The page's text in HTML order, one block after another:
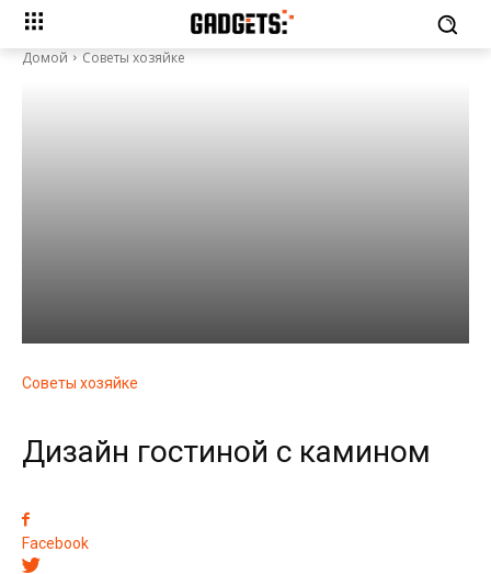
Домой Советы хозяйке
Советы хозяйке
Дизайн гостиной с камином
Facebook